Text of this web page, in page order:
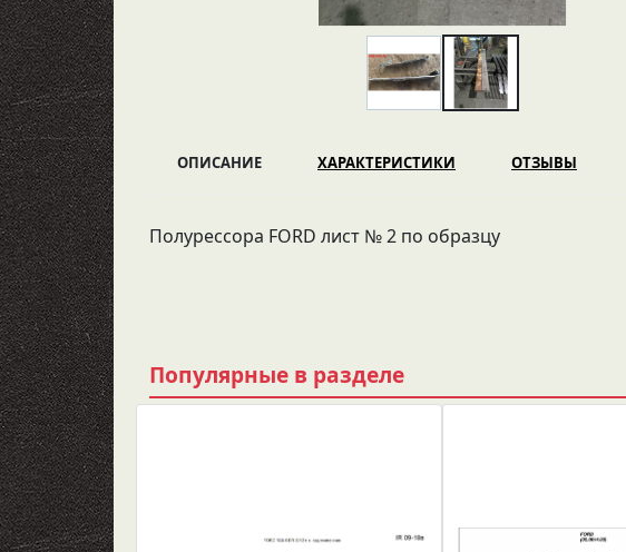
ОПИСАНИЕ ХАРАКТЕРИСТИКИ ОТЗЫВЫ
Полурессора FORD лист № 2 по образцу
Популярные в разделе